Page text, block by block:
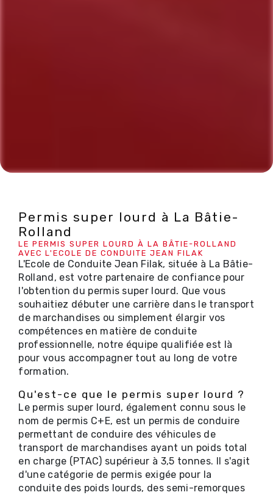
Permis super lourd à La Bâtie-
Rolland
LE PERMIS SUPER LOURD À LA BÂTIE-ROLLAND
AVEC L'ECOLE DE CONDUITE JEAN FILAK
L'Ecole de Conduite Jean Filak, située à La Bâtie-
Rolland, est votre partenaire de confiance pour
l'obtention du permis super lourd. Que vous
souhaitiez débuter une carrière dans le transport
de marchandises ou simplement élargir vos
compétences en matière de conduite
professionnelle, notre équipe qualifiée est là
pour vous accompagner tout au long de votre
formation.
Qu'est-ce que le permis super lourd ?
Le permis super lourd, également connu sous le
nom de permis C+E, est un permis de conduire
permettant de conduire des véhicules de
transport de marchandises ayant un poids total
en charge (PTAC) supérieur à 3,5 tonnes. Il s'agit
d'une catégorie de permis exigée pour la
conduite des poids lourds, des semi-remorques